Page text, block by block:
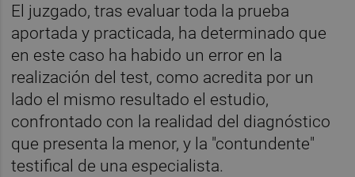
El juzgado, tras evaluar toda la prueba
aportada y practicada, ha determinado que
en este caso ha habido un error en la
realización del test, como acredita por un
lado el mismo resultado el estudio,
confrontado con la realidad del diagnóstico
que presenta la menor, y la "contundente"
testifical de una especialista.